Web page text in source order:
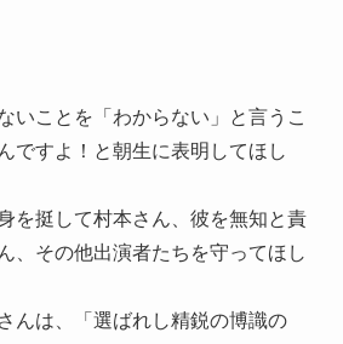
いことを「わからない」と言うこ
ですよ！と朝生に表明してほし
を挺して村本さん、彼を無知と責
、その他出演者たちを守ってほし
んは、「選ばれし精鋭の博識の